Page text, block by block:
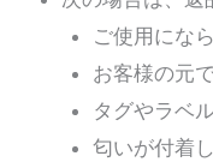
ご使用にな
お客様の元
タグやラベ
匂いが付着